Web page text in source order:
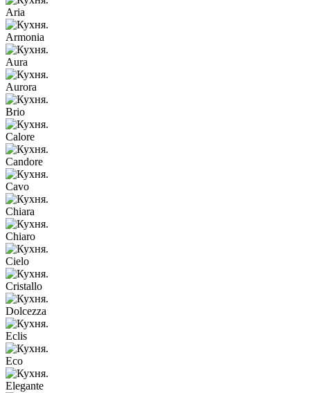
Aria
Armonia
Aura
Aurora
Brio
Calore
Candore
Cavo
Chiara
Chiaro
Cielo
Cristallo
Dolcezza
Eclis
Eco
Elegante